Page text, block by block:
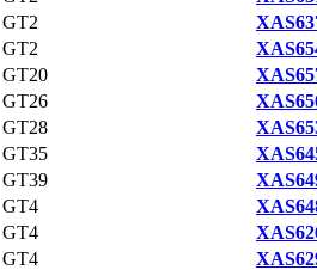
GT2
GT2
GT20
GT26
GT28
GT35
GT39
GT4
GT4
GT4